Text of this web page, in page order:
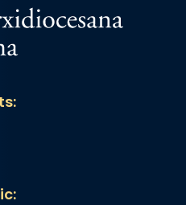
ves per les
Cristiana